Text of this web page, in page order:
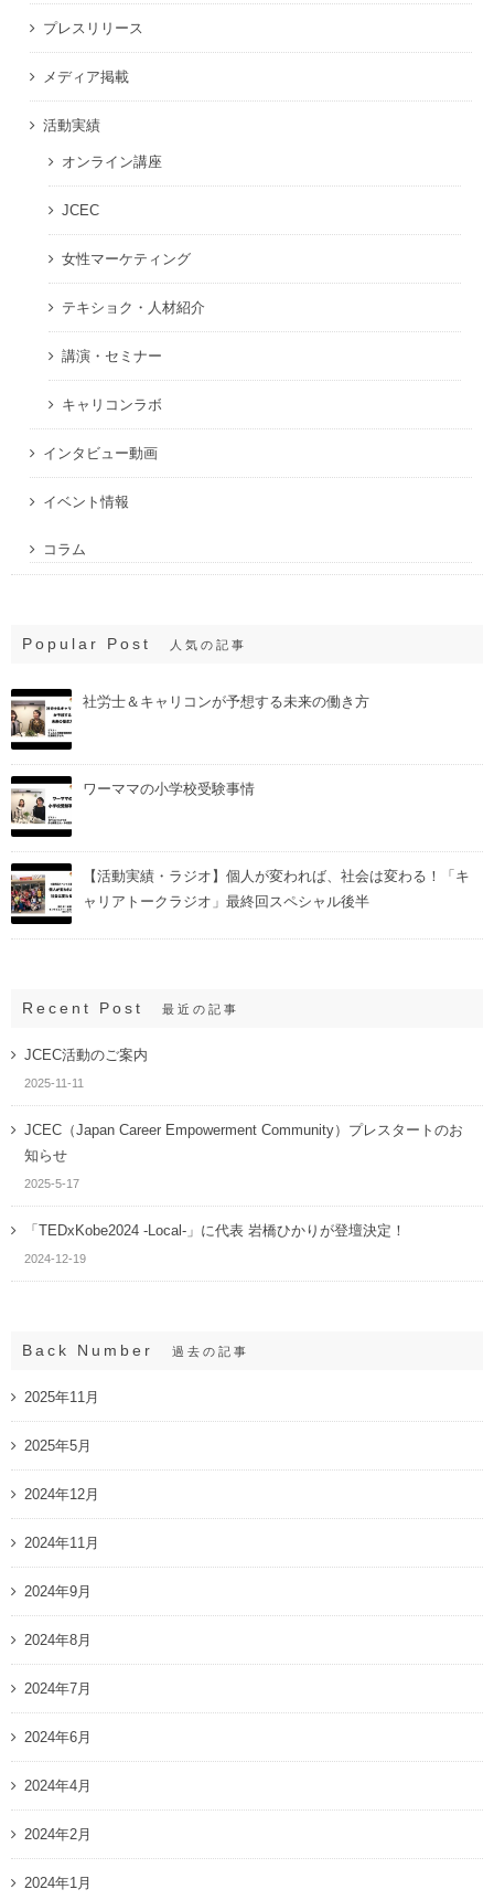
プレスリリース
メディア掲載
活動実績
オンライン講座
JCEC
女性マーケティング
テキショク・人材紹介
講演・セミナー
キャリコンラボ
インタビュー動画
イベント情報
コラム
Popular Post 人気の記事
社労士＆キャリコンが予想する未来の働き方
ワーママの小学校受験事情
【活動実績・ラジオ】個人が変われば、社会は変わる！「キ
ャリアトークラジオ」最終回スペシャル後半
Recent Post 最近の記事
JCEC活動のご案内
2025-11-11
JCEC（Japan Career Empowerment Community）プレスタートのお
知らせ
2025-5-17
「TEDxKobe2024 -Local-」に代表 岩橋ひかりが登壇決定！
2024-12-19
Back Number 過去の記事
2025年11月
2025年5月
2024年12月
2024年11月
2024年9月
2024年8月
2024年7月
2024年6月
2024年4月
2024年2月
2024年1月